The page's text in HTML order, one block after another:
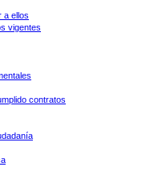
a ellos
vigentes
contratos